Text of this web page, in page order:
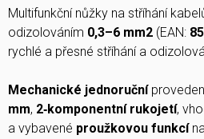
Multifunkční nůžky na stříhání
odizolováním 0,3–6 mm2 (EAN:
rychlé a přesné stříhání a
Mechanické jednoruční
mm, 2‑komponentní rukojetí,
a vybavené proužkovou funkcí